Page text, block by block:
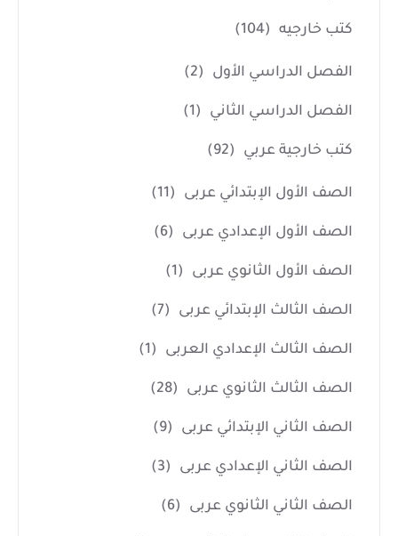
كتب خارجيه (104)
الفصل الدراسي الأول (2)
الفصل الدراسي الثاني (1)
كتب خارجية عربي (92)
الصف الأول الإبتدائي عربى (11)
الصف الأول الإعدادي عربى (6)
الصف الأول الثانوي عربى (1)
الصف الثالث الإبتدائي عربى (7)
الصف الثالث الإعدادي العربى (1)
الصف الثالث الثانوي عربى (28)
الصف الثاني الإبتدائي عربى (9)
الصف الثاني الإعدادي عربى (3)
الصف الثاني الثانوي عربى (6)